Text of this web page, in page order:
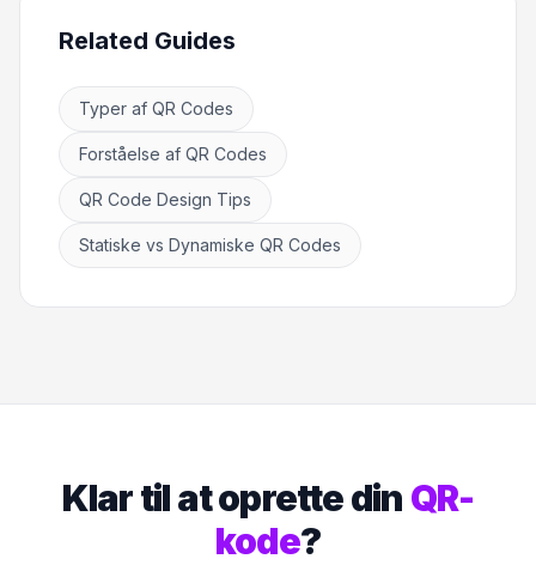
Related Guides
Typer af QR Codes
Forståelse af QR Codes
QR Code Design Tips
Statiske vs Dynamiske QR Codes
Klar til at oprette din QR-
kode?